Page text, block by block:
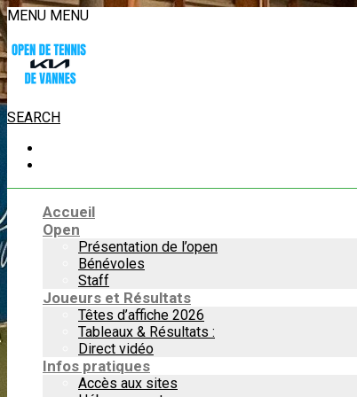
MENU MENU
SEARCH
Accueil
Open
Présentation de l’open
Bénévoles
Staff
Joueurs et Résultats
Têtes d’affiche 2026
Tableaux & Résultats :
Direct vidéo
Infos pratiques
Accès aux sites